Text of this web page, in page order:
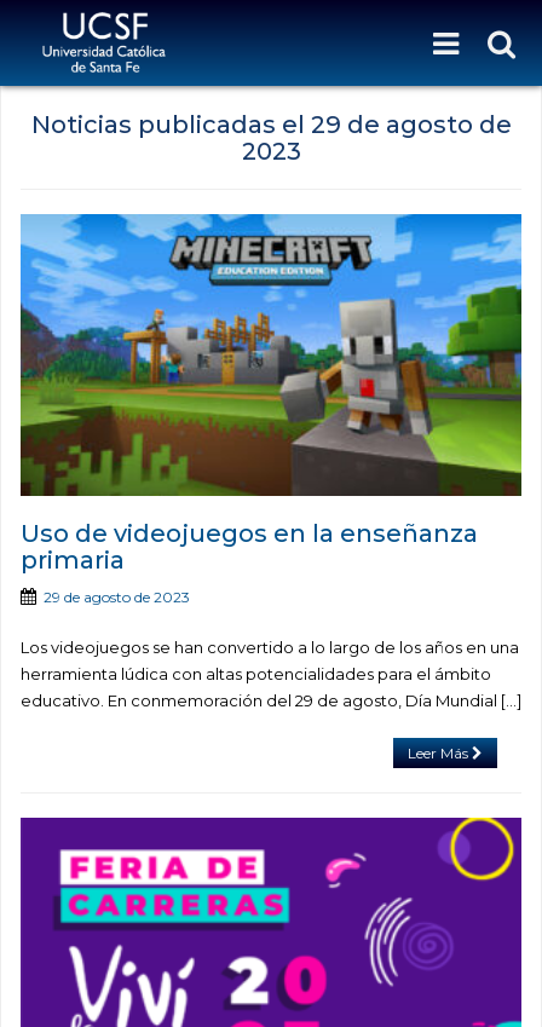
Noticias publicadas el 29 de agosto de
2023
Uso de videojuegos en la enseñanza
primaria
29 de agosto de 2023
Los videojuegos se han convertido a lo largo de los años en una
herramienta lúdica con altas potencialidades para el ámbito
educativo. En conmemoración del 29 de agosto, Día Mundial […]
Leer Más